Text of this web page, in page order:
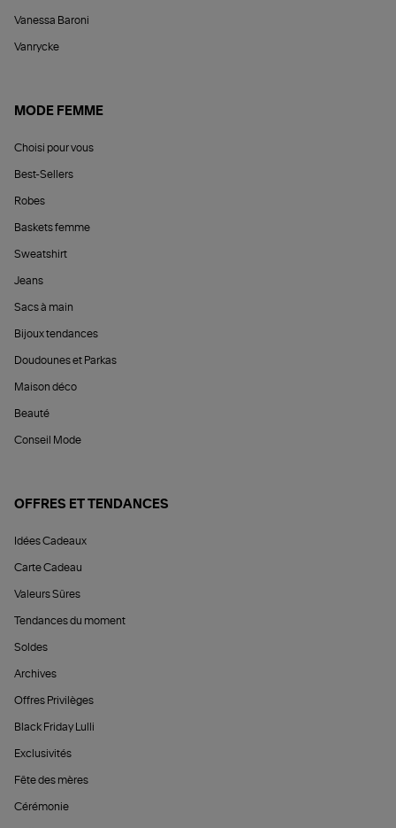
Vanessa Baroni
Vanrycke
MODE FEMME
Choisi pour vous
Best-Sellers
Robes
Baskets femme
Sweatshirt
Jeans
Sacs à main
Bijoux tendances
Doudounes et Parkas
Maison déco
Beauté
Conseil Mode
OFFRES ET TENDANCES
Idées Cadeaux
Carte Cadeau
Valeurs Sûres
Tendances du moment
Soldes
Archives
Offres Privilèges
Black Friday Lulli
Exclusivités
Fête des mères
Cérémonie